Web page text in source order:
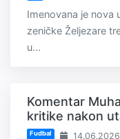
Imenovana je nova
zeničke Željezare
u...
Komentar
kritike nakon
Fudbal